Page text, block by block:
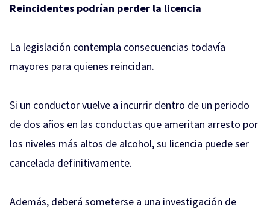
Reincidentes podrían perder la licencia
La legislación contempla consecuencias todavía
mayores para quienes reincidan.
Si un conductor vuelve a incurrir dentro de un periodo
de dos años en las conductas que ameritan arresto por
los niveles más altos de alcohol, su licencia puede ser
cancelada definitivamente.
Además, deberá someterse a una investigación de